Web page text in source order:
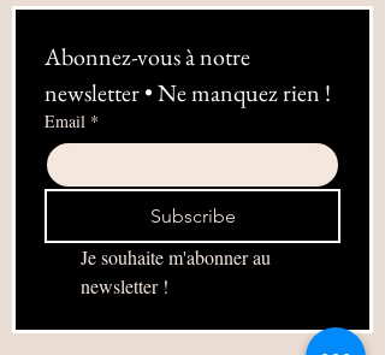
Abonnez-vous à notre
newsletter • Ne manquez rien !
Email *
Subscribe
Je souhaite m'abonner au
newsletter !